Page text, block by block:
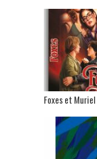
Foxes et